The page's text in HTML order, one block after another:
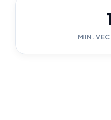
MIN.